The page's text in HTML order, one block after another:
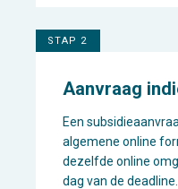
STAP 2
Aanvraag
Een
algemene online
dezelfde online
dag van de deadline.